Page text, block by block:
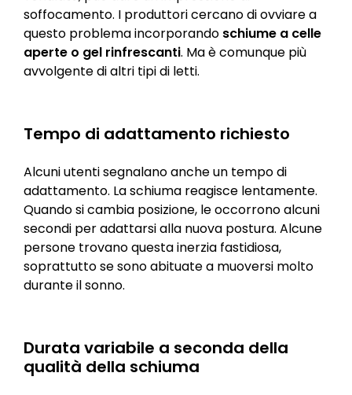
soffocamento. I produttori cercano di ovviare a
questo problema incorporando schiume a celle
aperte o gel rinfrescanti. Ma è comunque più
avvolgente di altri tipi di letti.
Tempo di adattamento richiesto
Alcuni utenti segnalano anche un tempo di
adattamento. La schiuma reagisce lentamente.
Quando si cambia posizione, le occorrono alcuni
secondi per adattarsi alla nuova postura. Alcune
persone trovano questa inerzia fastidiosa,
soprattutto se sono abituate a muoversi molto
durante il sonno.
Durata variabile a seconda della
qualità della schiuma